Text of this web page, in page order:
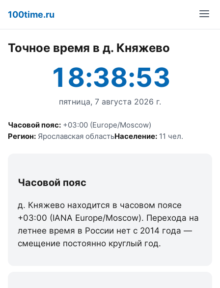
100time.ru
Точное время в д. Княжево
18:38:53
пятница, 7 августа 2026 г.
Часовой пояс: +03:00 (Europe/Moscow)
Регион: Ярославская областьНаселение: 11 чел.
Часовой пояс
д. Княжево находится в часовом поясе
+03:00 (IANA Europe/Moscow). Перехода на
летнее время в России нет с 2014 года —
смещение постоянно круглый год.